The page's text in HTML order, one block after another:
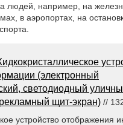
людей, например, на
в аэропортах, на
(электронный
светодиодный
щит-экран) //
устройство отображения